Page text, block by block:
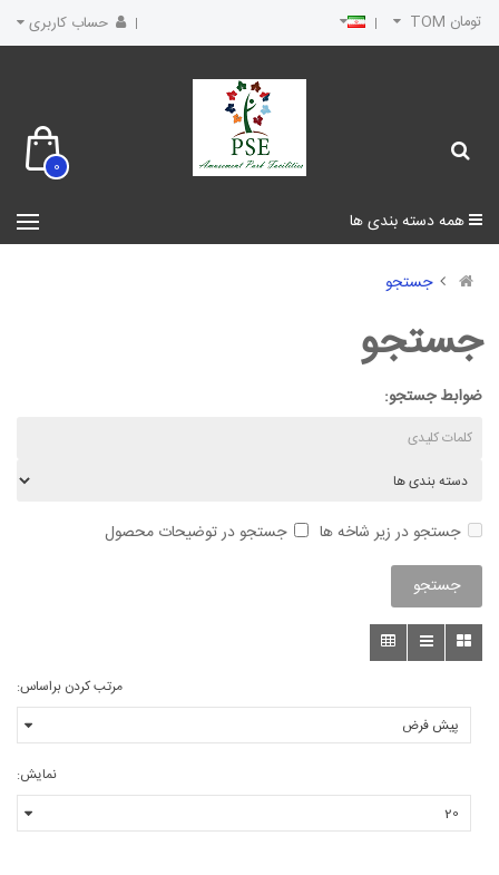
تومان TOM حساب کاربری
0
جستجو
جستجو
ضوابط جستجو:
جستجو در زیر شاخه ها جستجو در توضیحات محصول
مرتب کردن براساس:
نمایش: